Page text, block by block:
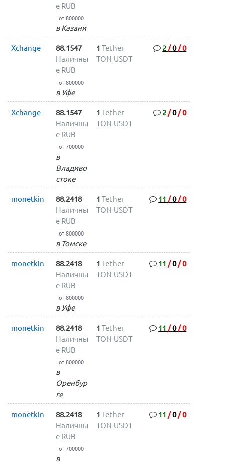
е RUB
от 800000
в Казани
Xchange
88.1547
Наличны
е RUB
от 800000
в Уфе
1 Tether
TON USDT
2 /0/0
Xchange
88.1547
Наличны
е RUB
от 700000
в
Владиво
стоке
1 Tether
TON USDT
2 /0/0
monetkin
88.2418
Наличны
е RUB
от 800000
в Томске
1 Tether
TON USDT
11 /0/0
monetkin
88.2418
Наличны
е RUB
от 800000
в Уфе
1 Tether
TON USDT
11 /0/0
monetkin
88.2418
Наличны
е RUB
от 800000
в
Оренбур
ге
1 Tether
TON USDT
11 /0/0
monetkin
88.2418
Наличны
е RUB
от 700000
в
1 Tether
TON USDT
11 /0/0